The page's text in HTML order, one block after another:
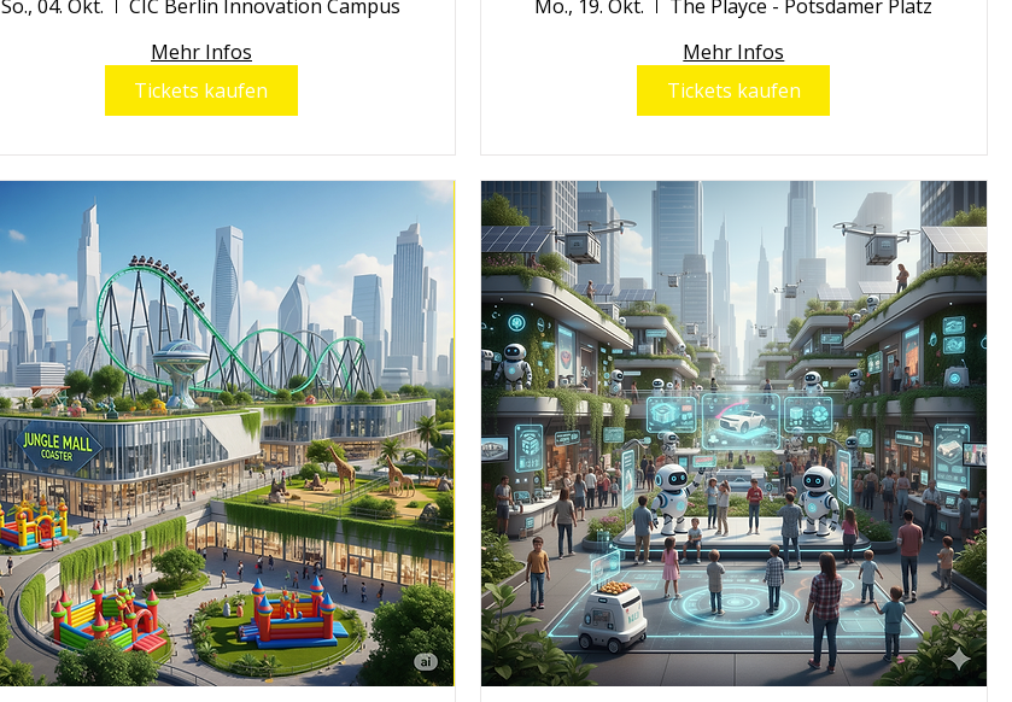
So., 04. Okt.
CIC Berlin Innovation Campus
Mehr Infos
Tickets kaufen
Mo., 19. Okt.
The Playce - Potsdamer Platz
Mehr Infos
Tickets kaufen